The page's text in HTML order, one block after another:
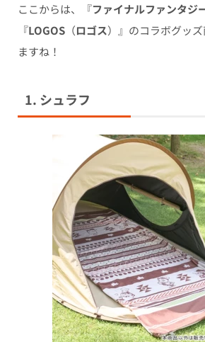
ここからは、『ファイナルファンタジ
『LOGOS（ロゴス）』のコラボグッ
ますね！
1. シュラフ